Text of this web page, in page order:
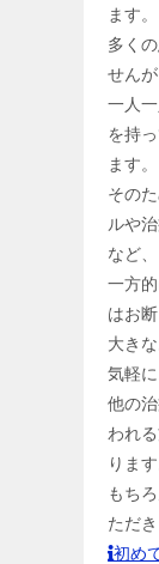
ます。
多く
せんが
一人
を持
ます。
その
ルや
など、
一方
はお
大き
気軽
他の
われ
ります
もち
ただき
初め